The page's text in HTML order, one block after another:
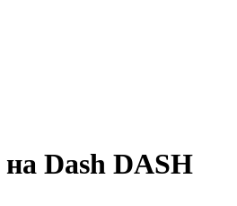
Dash DASH